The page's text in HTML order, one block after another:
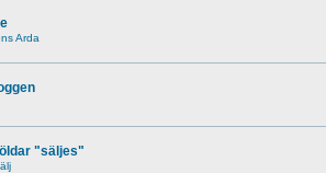
Arda
"säljes"